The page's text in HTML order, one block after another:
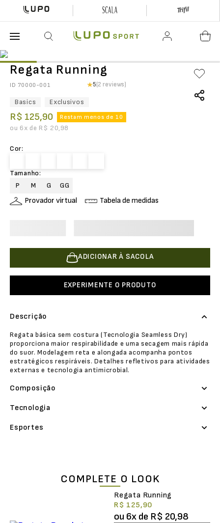
Regata Running
ID 70000-001 5(2 reviews)
Basics Exclusivos
R$ 125,90 Restam menos de 10
ou 6x de R$ 20,98
Cor:
Tamanho:
P
M G GG
Provador virtual Tabela de medidas
ADICIONAR À SACOLA
EXPERIMENTE O PRODUTO
Descrição
Regata básica sem costura (Tecnologia Seamless Dry)
proporciona maior respirabilidade e uma secagem mais rápida
do suor. Modelagem reta e alongada acompanha pontos
estratégicos respiráveis. Detalhes refletivos para atividades
externas e tecnologia antimicrobial.
Composição
Tecnologia
Esportes
COMPLETE O LOOK
Regata Running
R$ 125,90
ou 6x de R$ 20,98